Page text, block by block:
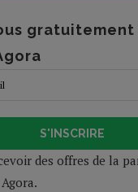
gratuitement
S'INSCRIRE
des offres de la